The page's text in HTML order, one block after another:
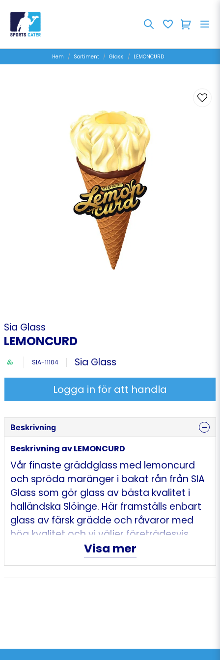
Hem Sortiment Glass LEMONCURD
Sia Glass
LEMONCURD
SIA-11104 Sia Glass
Logga in för att handla
Beskrivning
Beskrivning av LEMONCURD
Vår finaste gräddglass med lemoncurd
och spröda maränger i bakat rån från SIA
Glass som gör glass av bästa kvalitet i
halländska Slöinge. Här framställs enbart
glass av färsk grädde och råvaror med
hög kvalitet och vi väljer företrädesvis
produkter från naturens eget skafferi
såsom bär, nötter, choklad och havre.
Visa mer